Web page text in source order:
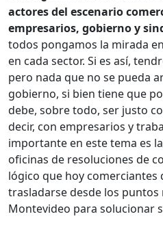
actores del escenario
empresarios, gobierno y
todos pongamos la mirada
en cada sector. Si es así,
pero nada que no se pueda
gobierno, si bien tiene que
debe, sobre todo, ser justo
decir, con empresarios y
importante en este tema es
oficinas de resoluciones de
lógico que hoy
trasladarse desde los puntos
Montevideo para solucionar